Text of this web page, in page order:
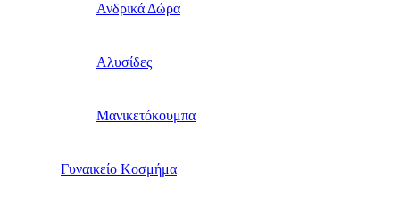
Ανδρικά Δώρα
Αλυσίδες
Μανικετόκουμπα
Γυναικείο Κοσμήμα